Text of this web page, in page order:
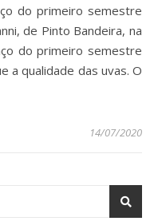
de Pinto Bandeira, na
do primeiro semestre
a qualidade das uvas. O
14/07/2020